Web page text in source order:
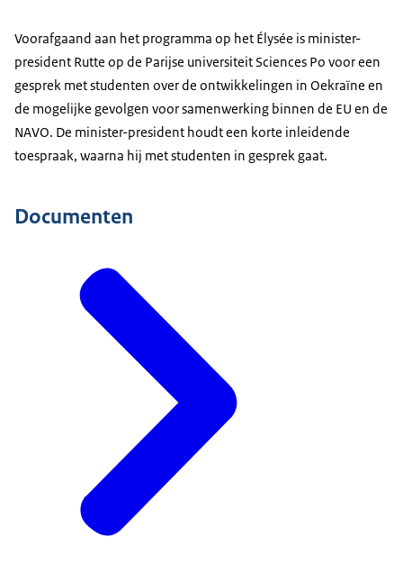
Voorafgaand aan het programma op het Élysée is minister-
president Rutte op de Parijse universiteitSciences Po voor een
gesprek met studenten over de ontwikkelingen in Oekraïne en
de mogelijke gevolgen voor samenwerking binnen de EU en de
NAVO. De minister-president houdt een korte inleidende
toespraak, waarna hij met studenten in gesprek gaat.
Documenten